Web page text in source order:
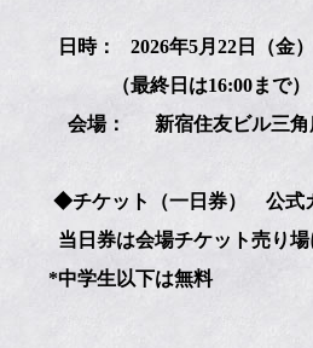
日時： 2026年5月22日（金）
（最終日は16:00まで）
会場： 新宿住友ビル三角広
◆チケット（一日券） 公式ガ
当日券は会場チケット売り場に
*中学生以下は無料